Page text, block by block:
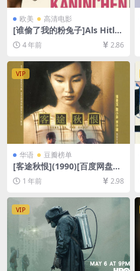
欧美 高清电影
[谁偷了我的粉兔子]Als Hitler
das rosa Kaninchen stahl
(2019)[百度网盘+迅雷云盘资
源1080P超清未删减][MP4/7.
7GB][中文字幕]
4 年前 2.86
VIP
华语 豆瓣榜单
[客途秋恨](1990)[百度网盘
+夸克网盘1080P超清未删减
资源][网盘在线播放/下载][MP
1 年前 2.98
VIP